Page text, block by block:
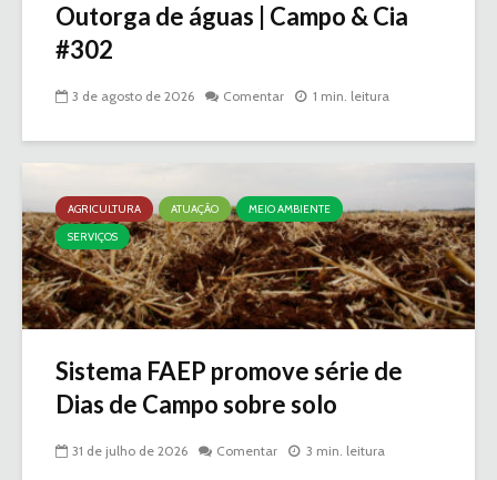
Outorga de águas | Campo & Cia
#302
3 de agosto de 2026 Comentar 1 min. leitura
AGRICULTURA ATUAÇÃO
MEIO AMBIENTE
SERVIÇOS
Sistema FAEP promove série de
Dias de Campo sobre solo
31 de julho de 2026 Comentar 3 min. leitura